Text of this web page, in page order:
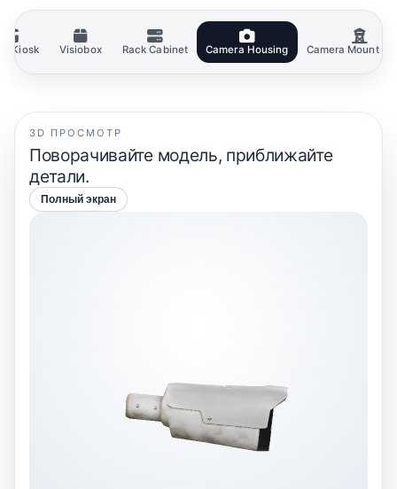
Kiosk Visiobox Rack Cabinet Camera Housing Camera Mount
3D ПРОСМОТР
Поворачивайте модель, приближайте
детали.
Полный экран